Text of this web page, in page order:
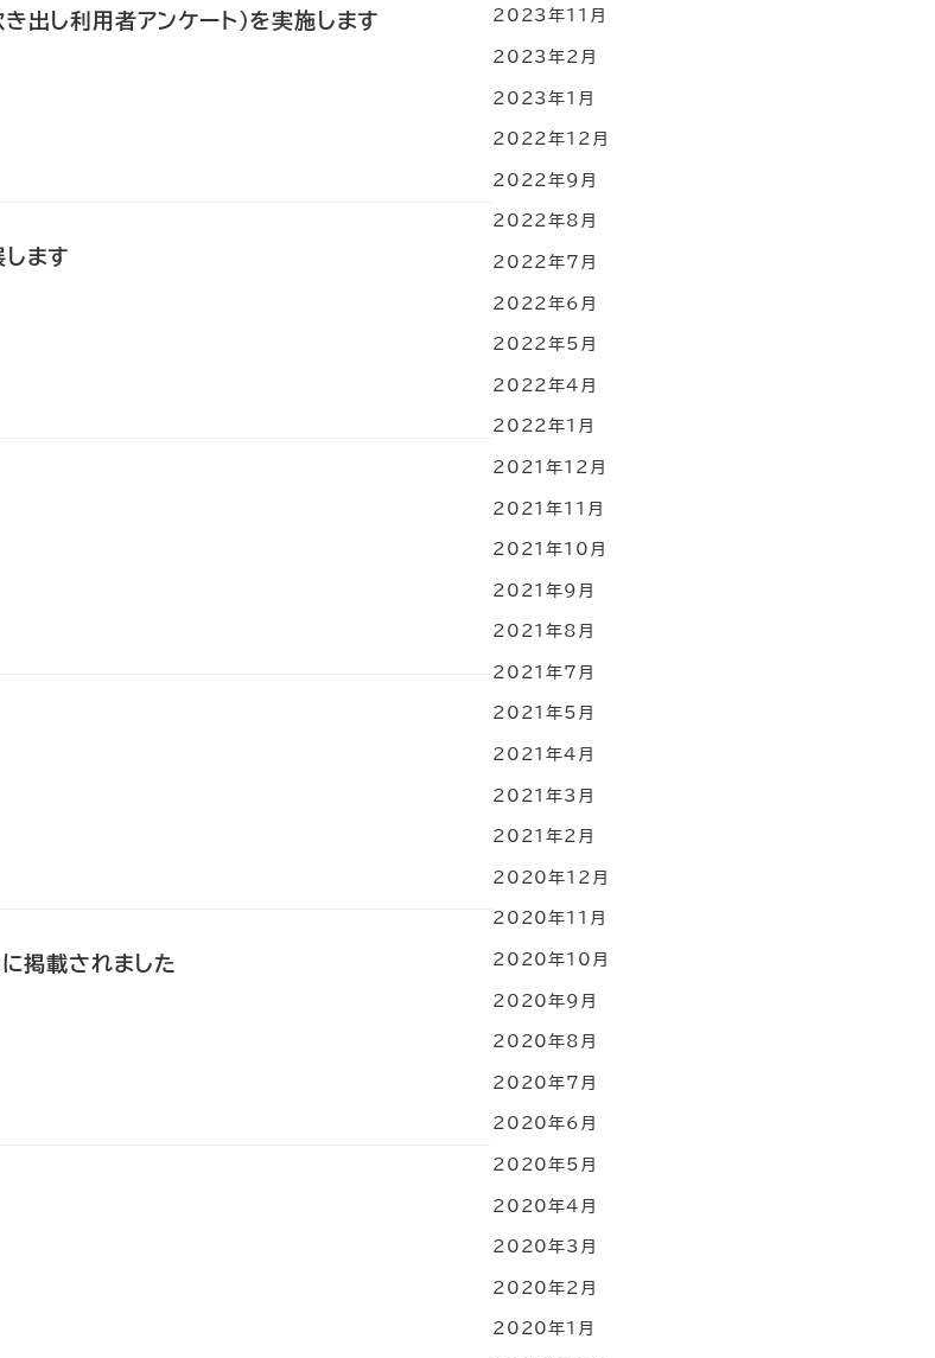
き出し利用者アンケート）を実施します
ます
掲載されました
2023年11月
2023年2月
2023年1月
2022年12月
2022年9月
2022年8月
2022年7月
2022年6月
2022年5月
2022年4月
2022年1月
2021年12月
2021年11月
2021年10月
2021年9月
2021年8月
2021年7月
2021年5月
2021年4月
2021年3月
2021年2月
2020年12月
2020年11月
2020年10月
2020年9月
2020年8月
2020年7月
2020年6月
2020年5月
2020年4月
2020年3月
2020年2月
2020年1月